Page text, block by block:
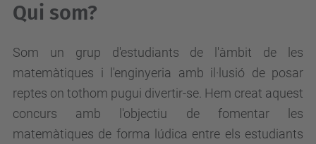
Qui som?
Som un grup d'estudiants de l'àmbit de les
matemàtiques i l'enginyeria amb il·lusió de posar
reptes on tothom pugui divertir-se. Hem creat aquest
concurs amb l'objectiu de fomentar les
matemàtiques de forma lúdica entre els estudiants